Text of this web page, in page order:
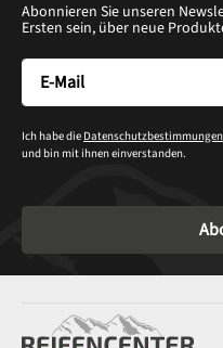
Abonnieren Sie unseren
Ersten sein, über neue
Ich habe die Datenschutzbestimmungen
und bin mit ihnen einverstanden.